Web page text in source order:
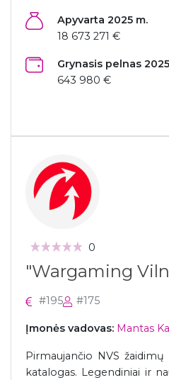
Apyvarta 2025 m.
18 673 271 €
Grynasis pelnas
643 980 €
0
"Wargaming
#195 #175
Įmonės vadovas: Mantas
Pirmaujančio NVS
katalogas. Legendiniai ir